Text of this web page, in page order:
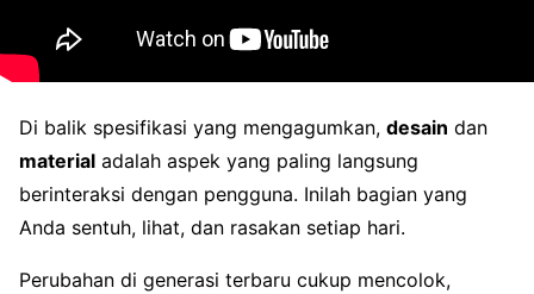
Di balik spesifikasi yang mengagumkan, desain dan
material adalah aspek yang paling langsung
berinteraksi dengan pengguna. Inilah bagian yang
Anda sentuh, lihat, dan rasakan setiap hari.
Perubahan di generasi terbaru cukup mencolok,